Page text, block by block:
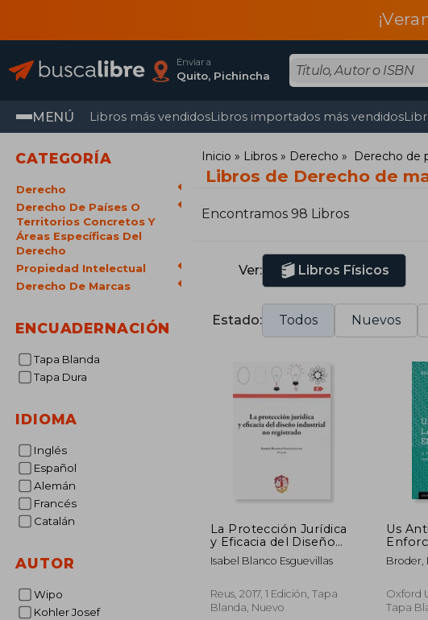
Enviar a
Quito, Pichincha
MENÚ Libros más vendidosLibros importados más vendidos
CATEGORÍA
Derecho
Derecho De Países O
Territorios Concretos Y
Áreas Específicas Del
Derecho
Propiedad Intelectual
Derecho De Marcas
ENCUADERNACIÓN
Tapa Blanda
Tapa Dura
IDIOMA
Inglés
Español
Alemán
Francés
Catalán
AUTOR
Wipo
Kohler Josef
Inicio Libros Derecho Derecho de
Libros de Derecho de
Encontramos 98 Libros
Ver: Libros Físicos
Estado: Todos Nuevos
La Protección Jurídica
y Eficacia del Diseño
Industrial no
Registrado
Isabel Blanco Esguevillas
Reus, 2017, 1 Edición, Tapa
Blanda, Nuevo
Us
Inglés)
Broder,
Oxford
Tapa